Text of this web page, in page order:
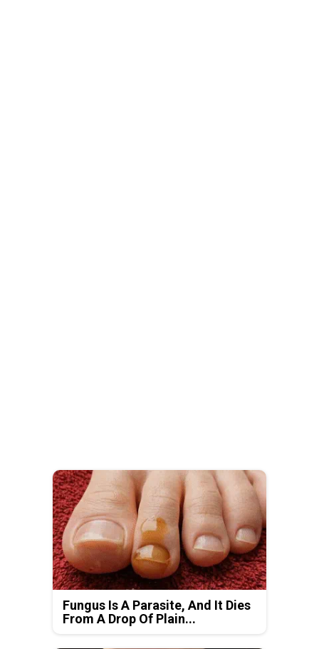
Fungus Is A Parasite, And It Dies
From A Drop Of Plain...